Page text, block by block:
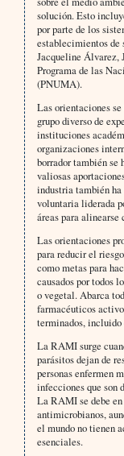
solución. Esto
por parte de los
establecimientos de
Jacqueline Álvarez,
Programa de las
(PNUMA).
Las orientaciones
grupo diverso de
instituciones
organizaciones
borrador también se
valiosas
industria también
voluntaria liderada
áreas para alinearse
Las orientaciones
para reducir el
como metas para
causados por todos
o vegetal. Abarca
farmacéuticos
terminados,
La RAMI surge
parásitos dejan de
personas enfermen
infecciones que son
La RAMI se debe
antimicrobianos,
el mundo no tienen
esenciales.